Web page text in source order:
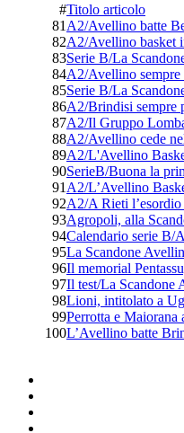
#Titolo articolo
81 A2/Avellino batte
82A2/Avellino basket
83Serie B/La
84A2/Avellino sempre
85Serie B/La
86A2/Brindisi sempre
87A2/Il Gruppo
88A2/Avellino cede
89A2/L'Avellino
90SerieB/Buona la
91 A2/L’Avellino
92A2/A Rieti
93Agropoli, alla
94Calendario serie B/
95La Scandone
96Il memorial
97Il test/La Scandone
98Lioni, intitolato a
99Perrotta e Maiorana
100L’Avellino batte